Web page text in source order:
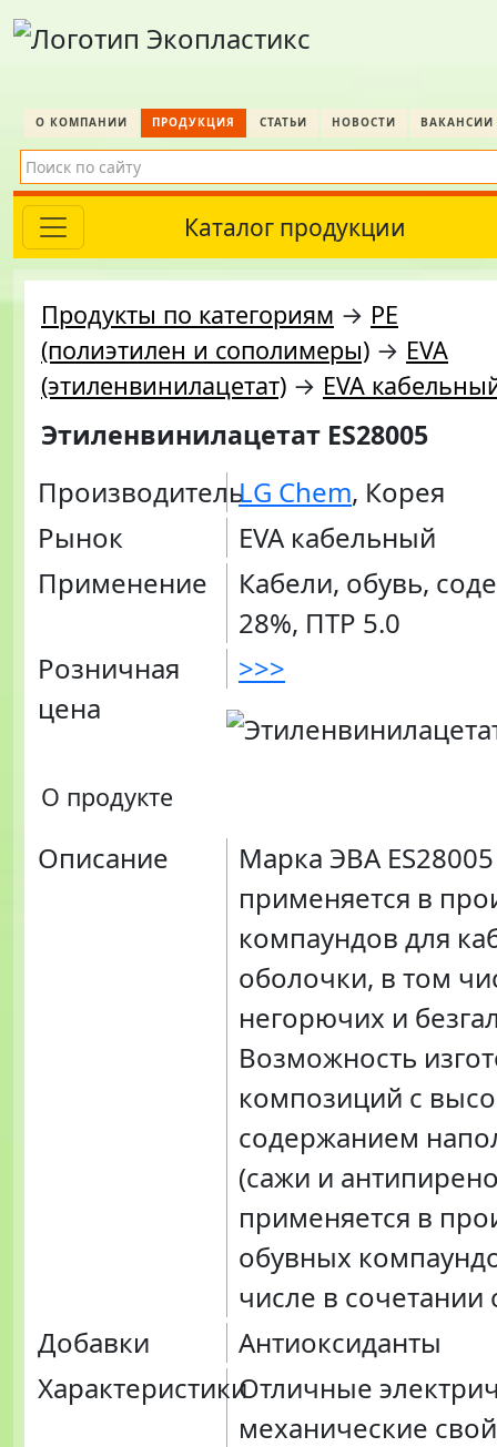
О КОМПАНИИ ПРОДУКЦИЯ СТАТЬИ НОВОСТИ ВАКАНСИИ
Каталог продукции
Продукты по категориям → PE
(полиэтилен и сополимеры) → EVA
(этиленвинилацетат) → EVA
Этиленвинилацетат ES28005
ПроизводительLG Chem, Корея
Рынок
EVA кабельный
Применение
Кабели, обувь,
28%, ПТР 5.0
Розничная
цена
>>>
О продукте
Описание
Марка ЭВА ES28005
применяется в
компаундов для
оболочки, в том
негорючих и
Возможность
композиций с
содержанием
(сажи и
применяется в
обувных
числе в сочетании
Добавки
Антиоксиданты
ХарактеристикиОтличные
механические